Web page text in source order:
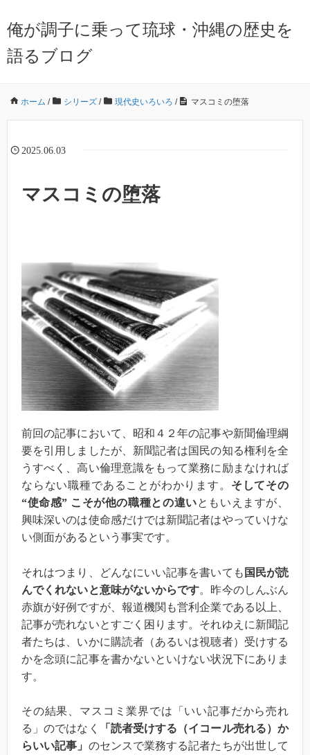
俺が調子に乗って琉球・沖縄の歴史を
語るブログ
ホーム / シリーズ / 現代史いろいろ / マスコミの堕落
2025.06.03
マスコミの堕落
前回の記事において、昭和４２年の記事や新聞倫理綱
要を引用しましたが、新聞記者は国民の知る権利を全
うすべく、高い倫理意識をもって業務に励まなければ
ならない職種であることがわかります。 そしてその
“使命感” こそが他の職種との違いともいえますが、
興味深いのは使命感だけでは新聞記者はやっていけな
い側面があるという事実です。
それはつまり、どんなにいい記事を書いても 国民が読
んでくれないと意味がないからです。昨今のしんぶん
赤旗が好例ですが、報道機関も営利企業である以上、
記事が売れないとすごく困ります。それゆえに新聞記
者たちは、いかに購読者（あるいは視聴者）受けする
かを念頭に記事を書かないといけない状況下にありま
す。
その結果、マスコミ業界では「いい記事だから売れ
る」のではなく
「読者受けする（イコール売れる）か
らいい記事」 のセンスで業務する記者たちが出世して